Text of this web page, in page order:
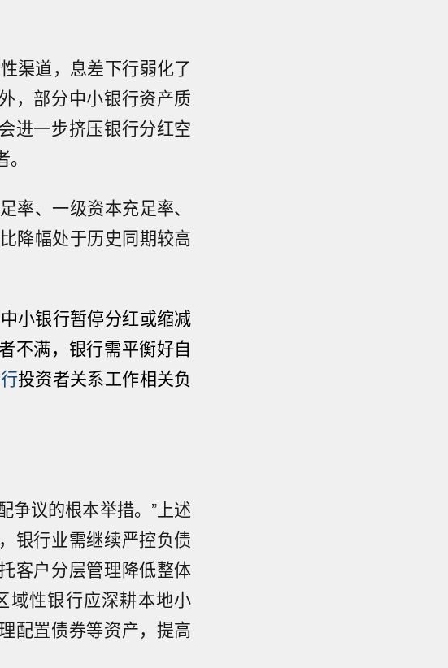
渠道，息差下行弱化了
，部分中小银行资产质
进一步挤压银行分红空
率、一级资本充足率、
降幅处于历史同期较高
小银行暂停分红或缩减
不满，银行需平衡好自
投资者关系工作相关负
争议的根本举措。”上述
银行业需继续严控负债
客户分层管理降低整体
域性银行应深耕本地小
配置债券等资产，提高